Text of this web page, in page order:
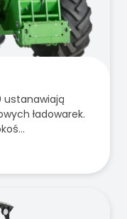
ustanawiają
ładowarek.